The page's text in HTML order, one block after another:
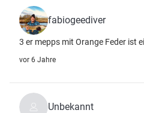
fabiogeediver
3 er mepps mit Orange Feder ist
vor 6 Jahre
Unbekannt